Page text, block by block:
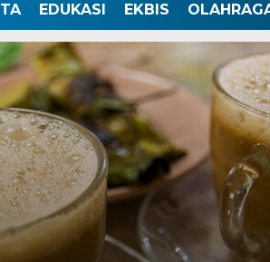
EDUKASI EKBIS